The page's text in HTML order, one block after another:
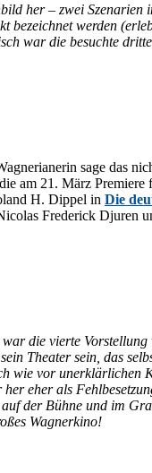
her – zwei
wer­den
war die be­such­te
sage das
am 21. März Pre­mie­re
H. Dippel in Die
Fre­de­rick
die vier­te
Thea­ter sein, das
vor
eher als
der Büh­ne und im
Wagnerkino!